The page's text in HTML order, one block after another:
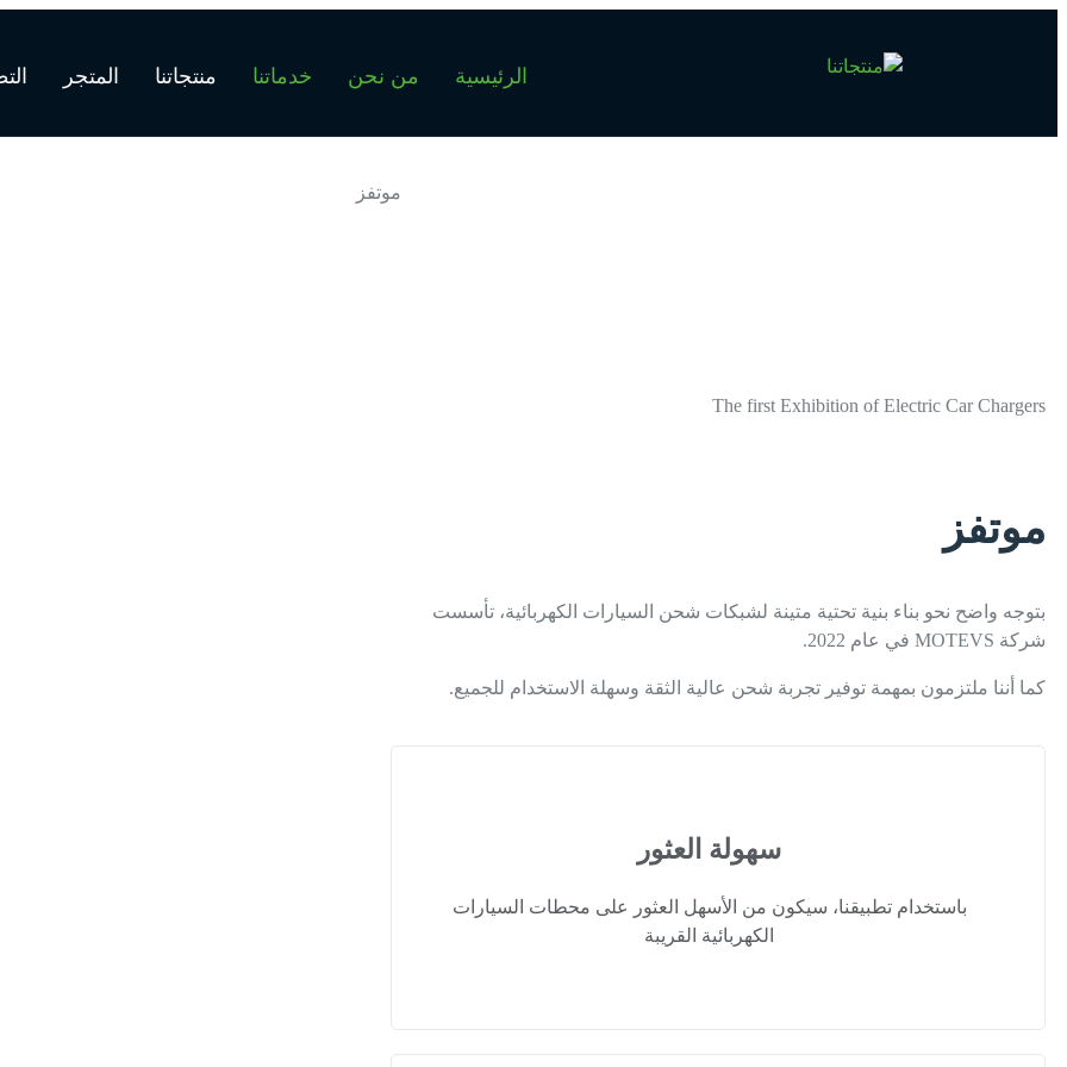
الرئيسية من نحن خدماتنا منتجاتنا المتجر
موتفز
The first Exhibition of Electric Car Chargers
موتفز
بتوجه واضح نحو بناء بنية تحتية متينة لشبكات شحن السيارات الكهربائية، تأسست
شركة MOTEVS في عام 2022.
كما أننا ملتزمون بمهمة توفير تجربة شحن عالية الثقة وسهلة الاستخدام للجميع.
سهولة العثور
باستخدام تطبيقنا، سيكون من الأسهل العثور على محطات السيارات
الكهربائية القريبة